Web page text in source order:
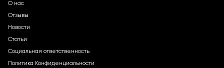
О нас
Отзывы
Новости
Статьи
Социальная ответственность
Политика Конфиденциальности